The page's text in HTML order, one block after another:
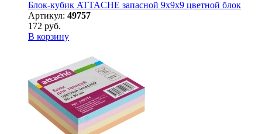
Блок-кубик ATTACHE запасной 9х9х9 цветной блок
Артикул: 49757
172 руб.
В корзину